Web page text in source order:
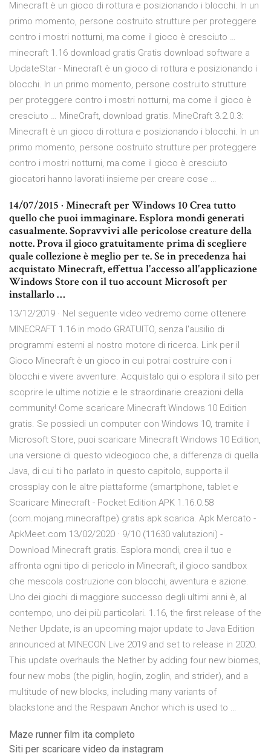
Minecraft è un gioco di rottura e posizionando i blocchi. In un
primo momento, persone costruito strutture per proteggere
contro i mostri notturni, ma come il gioco è cresciuto …
minecraft 1.16 download gratis Gratis download software a
UpdateStar - Minecraft è un gioco di rottura e posizionando i
blocchi. In un primo momento, persone costruito strutture
per proteggere contro i mostri notturni, ma come il gioco è
cresciuto … MineCraft, download gratis. MineCraft 3.2.0.3:
Minecraft è un gioco di rottura e posizionando i blocchi. In un
primo momento, persone costruito strutture per proteggere
contro i mostri notturni, ma come il gioco è cresciuto
giocatori hanno lavorati insieme per creare cose …
14/07/2015 · Minecraft per Windows 10 Crea tutto
quello che puoi immaginare. Esplora mondi generati
casualmente. Sopravvivi alle pericolose creature della
notte. Prova il gioco gratuitamente prima di scegliere
quale collezione è meglio per te. Se in precedenza hai
acquistato Minecraft, effettua l'accesso all'applicazione
Windows Store con il tuo account Microsoft per
installarlo …
13/12/2019 · Nel seguente video vedremo come ottenere
MINECRAFT 1.16 in modo GRATUITO, senza l'ausilio di
programmi esterni al nostro motore di ricerca. Link per il
Gioco Minecraft è un gioco in cui potrai costruire con i
blocchi e vivere avventure. Acquistalo qui o esplora il sito per
scoprire le ultime notizie e le straordinarie creazioni della
community! Come scaricare Minecraft Windows 10 Edition
gratis. Se possiedi un computer con Windows 10, tramite il
Microsoft Store, puoi scaricare Minecraft Windows 10 Edition,
una versione di questo videogioco che, a differenza di quella
Java, di cui ti ho parlato in questo capitolo, supporta il
crossplay con le altre piattaforme (smartphone, tablet e
Scaricare Minecraft - Pocket Edition APK 1.16.0.58
(com.mojang.minecraftpe) gratis apk scarica. Apk Mercato -
ApkMeet.com 13/02/2020 · 9/10 (11630 valutazioni) -
Download Minecraft gratis. Esplora mondi, crea il tuo e
affronta ogni tipo di pericolo in Minecraft, il gioco sandbox
che mescola costruzione con blocchi, avventura e azione.
Uno dei giochi di maggiore successo degli ultimi anni è, al
contempo, uno dei più particolari. 1.16, the first release of the
Nether Update, is an upcoming major update to Java Edition
announced at MINECON Live 2019 and set to release in 2020.
This update overhauls the Nether by adding four new biomes,
four new mobs (the piglin, hoglin, zoglin, and strider), and a
multitude of new blocks, including many variants of
blackstone and the Respawn Anchor which is used to …
Maze runner film ita completo
Siti per scaricare video da instagram